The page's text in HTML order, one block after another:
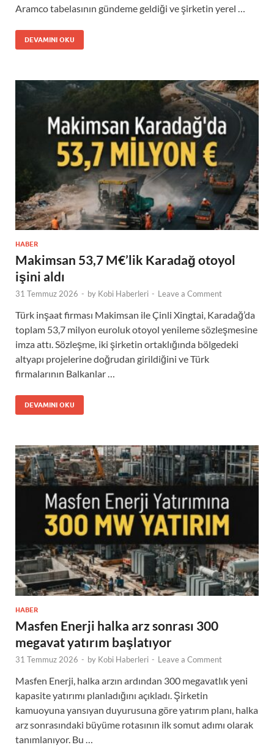
Aramco tabelasının gündeme geldiği ve şirketin yerel …
DEVAMINI OKU
HABER
Makimsan 53,7 M€’lik Karadağ otoyol
işini aldı
31 Temmuz 2026 - by Kobi Haberleri - Leave a Comment
Türk inşaat firması Makimsan ile Çinli Xingtai, Karadağ’da
toplam 53,7 milyon euroluk otoyol yenileme sözleşmesine
imza attı. Sözleşme, iki şirketin ortaklığında bölgedeki
altyapı projelerine doğrudan girildiğini ve Türk
firmalarının Balkanlar …
DEVAMINI OKU
HABER
Masfen Enerji halka arz sonrası 300
megavat yatırım başlatıyor
31 Temmuz 2026 - by Kobi Haberleri - Leave a Comment
Masfen Enerji, halka arzın ardından 300 megavatlık yeni
kapasite yatırımı planladığını açıkladı. Şirketin
kamuoyuna yansıyan duyurusuna göre yatırım planı, halka
arz sonrasındaki büyüme rotasının ilk somut adımı olarak
tanımlanıyor. Bu …